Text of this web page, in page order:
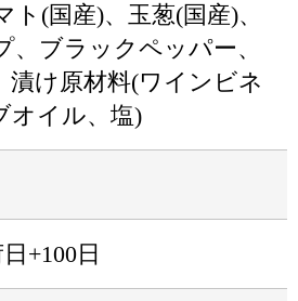
ト(国産)、玉葱(国産)、
、ブラックペッパー、
漬け原材料(ワインビネ
オイル、塩)
+100日